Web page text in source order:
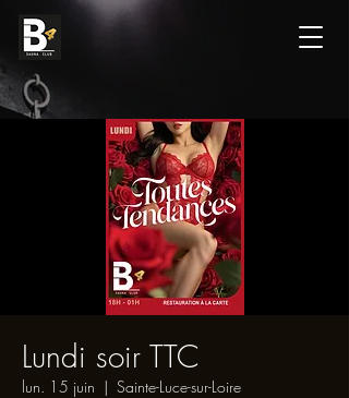
Lundi soir TTC
lun. 15 juin
  |
Sainte-Luce-sur-Loire